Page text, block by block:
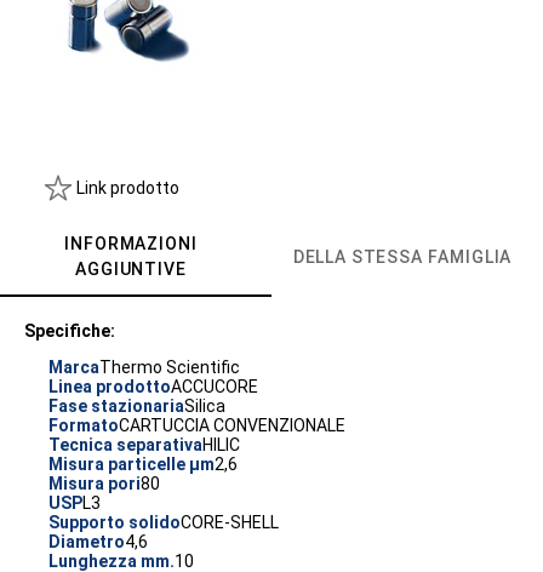
Link prodotto
INFORMAZIONI
AGGIUNTIVE
DELLA STESSA FAMIGLIA
Specifiche:
MarcaThermo Scientific
Linea prodottoACCUCORE
Fase stazionariaSilica
FormatoCARTUCCIA CONVENZIONALE
Tecnica separativaHILIC
Misura particelle µm2,6
Misura pori80
USPL3
Supporto solidoCORE-SHELL
Diametro4,6
Lunghezza mm.10